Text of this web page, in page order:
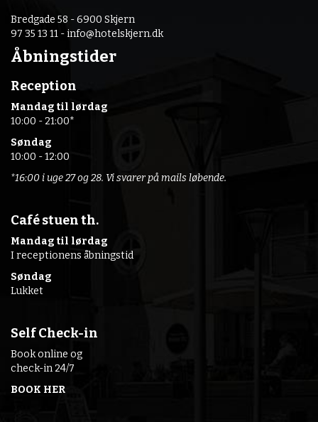
Bredgade 58 - 6900 Skjern
97 35 13 11 - info@hotelskjern.dk
Åbningstider
Reception
Mandag til lørdag
10:00 - 21:00*
Søndag
10:00 - 12:00
*16:00 i uge 27 og 28. Vi svarer på mails løbende.
Café stuen th.
Mandag til lørdag
I receptionens åbningstid
Søndag
Lukket
Self Check-in
Book online og
check-in 24/7
BOOK HER